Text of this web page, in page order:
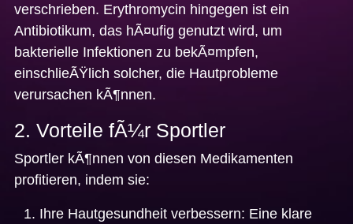
verschrieben. Erythromycin hingegen ist ein
Antibiotikum, das hÃ¤ufig genutzt wird, um
bakterielle Infektionen zu bekÃ¤mpfen,
einschlieÃŸlich solcher, die Hautprobleme
verursachen kÃ¶nnen.
2. Vorteile fÃ¼r Sportler
Sportler kÃ¶nnen von diesen Medikamenten
profitieren, indem sie:
Ihre Hautgesundheit verbessern: Eine klare